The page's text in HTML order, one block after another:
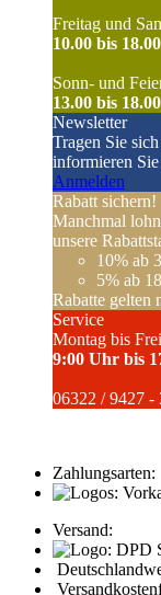
Freitag und
10.00 bis
Sonn- und
13.00 bis
Newsletter
Tragen Sie
informieren
Anmelden
Rabatt sichern!
Manchmal
unsere
10% ab
5% ab
Rabatte gelten
Service
Montag bis
9:00 Uhr bis
06322 / 9427 -
Zahlungsarten:
Versand: